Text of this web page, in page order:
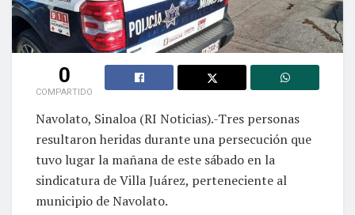
0
COMPARTIDO
Navolato, Sinaloa (RI Noticias).-Tres personas
resultaron heridas durante una persecución que
tuvo lugar la mañana de este sábado en la
sindicatura de Villa Juárez, perteneciente al
municipio de Navolato.